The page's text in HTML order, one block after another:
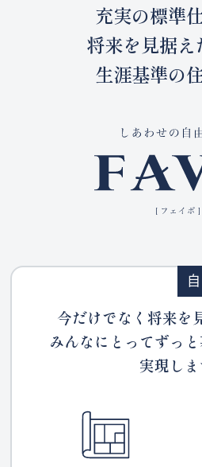
充実の標準
将来を見据え
生涯基準の
今だけでなく将来を
みんなにとってずっ
実現し